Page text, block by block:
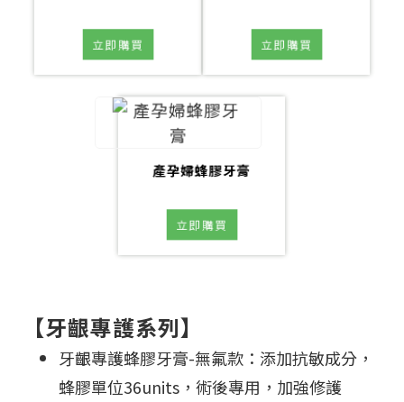
立即購買 立即購買
產孕婦蜂膠牙膏
立即購買
【牙齦專護系列】
牙齦專護蜂膠牙膏-無氟款：添加抗敏成分，
蜂膠單位36units，術後專用，加強修護